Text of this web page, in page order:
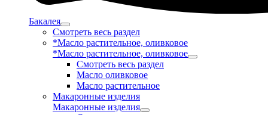
Бакалея
Смотреть весь раздел
*Масло растительное, оливковое
*Масло растительное, оливковое
Смотреть весь раздел
Масло оливковое
Масло растительное
Макаронные изделия
Макаронные изделия